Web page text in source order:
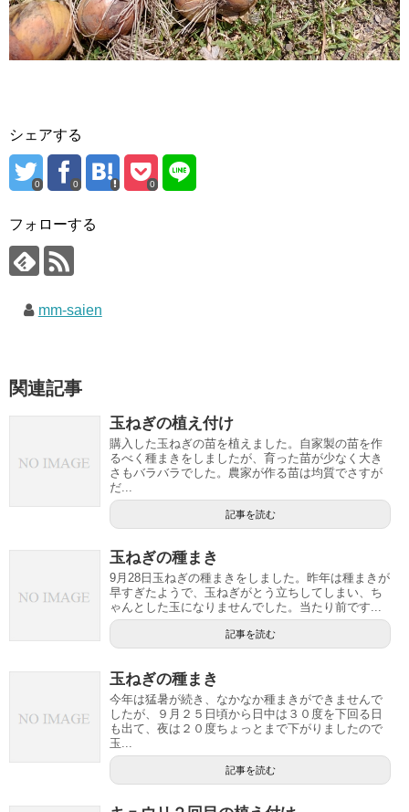
シェアする
0 0 0
フォローする
mm-saien
関連記事
玉ねぎの植え付け
購入した玉ねぎの苗を植えました。自家製の苗を作
るべく種まきをしましたが、育った苗が少なく大き
さもバラバラでした。農家が作る苗は均質でさすが
だ...
記事を読む
玉ねぎの種まき
9月28日玉ねぎの種まきをしました。昨年は種まきが
早すぎたようで、玉ねぎがとう立ちしてしまい、ち
ゃんとした玉になりませんでした。当たり前です...
記事を読む
玉ねぎの種まき
今年は猛暑が続き、なかなか種まきができませんで
したが、９月２５日頃から日中は３０度を下回る日
も出て、夜は２０度ちょっとまで下がりましたので
玉...
記事を読む